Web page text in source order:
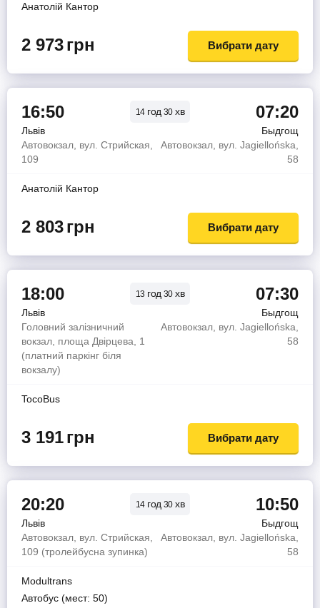
Анатолiй Кантор
2 973грн Вибрати дату
16:50 14 год 30 хв 07:20
Львів
Быдгощ
Автовокзал, вул. Стрийская,
109
Автовокзал, вул. Jagiellońska,
58
Анатолiй Кантор
2 803грн Вибрати дату
18:00 13 год 30 хв 07:30
Львів
Быдгощ
Головний залізничний
вокзал, площа Двірцева, 1
(платний паркінг біля
вокзалу)
Автовокзал, вул. Jagiellońska,
58
TocoBus
3 191грн Вибрати дату
20:20 14 год 30 хв 10:50
Львів
Быдгощ
Автовокзал, вул. Стрийская,
109 (тролейбусна зупинка)
Автовокзал, вул. Jagiellońska,
58
Modultrans
Автобус (мест: 50)